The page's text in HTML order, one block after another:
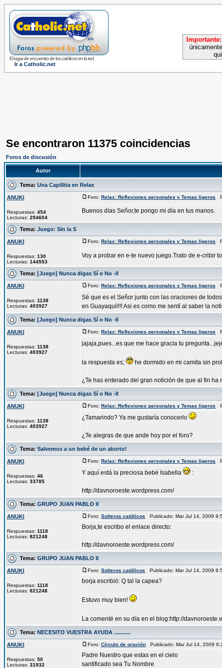
El lugar de encuentro de los católicos en la red
Ir a Catholic.net
Importante:
Se encontraron 11375 coincidencias
Foros de discusión
Autor
Tema: Una Capillita en Relax
ANUKI
Respuestas: 454
Lecturas: 294604
Foro: Relax: Reflexiones personales y Temas ligeros
Buenos días Señor,te pongo mi día en tus manos.
Tema: Juego: Sin la S
ANUKI
Respuestas: 130
Lecturas: 144553
Foro: Relax: Reflexiones personales y Temas ligeros
Voy a probar en e-te nuevo juego.Trato de e-cribir
Tema: [Juego] Nunca digas Sí o No -II
ANUKI
Respuestas: 1138
Lecturas: 403927
Foro: Relax: Reflexiones personales y Temas ligeros
Sé que es el Señor junto con las oraciones de
en Guayaquil!!! Asi es como me sentí al saber la
Tema: [Juego] Nunca digas Sí o No -II
ANUKI
Respuestas: 1138
Lecturas: 403927
Foro: Relax: Reflexiones personales y Temas ligeros
jajaja,pues...es que me hace gracia tu
la respuesta es; he dormido en mi camita sin
¿Te has enterado del gran notición de que al fin ha
Tema: [Juego] Nunca digas Sí o No -II
ANUKI
Respuestas: 1138
Lecturas: 403927
Foro: Relax: Reflexiones personales y Temas ligeros
¿Tamarindo? Ya me gustaría conocerlo
¿Te alegras de que ande hoy por el foro?
Tema: Salvemos a un bebé de un aborto!
ANUKI
Respuestas: 46
Lecturas: 33785
Foro: Relax: Reflexiones personales y Temas ligeros
Y aquí está la preciosa bebé Isabella :
http://davnoroeste.wordpress.com/
Tema: GRUPO JUAN PABLO II
ANUKI
Respuestas: 1118
Lecturas: 821248
Foro: Solteros católicos Publicado: Mar Jul 14, 2009
Borja,te escribo el enlace directo:
http://davnoroeste.wordpress.com/
Tema: GRUPO JUAN PABLO II
ANUKI
Respuestas: 1118
Lecturas: 821248
Foro: Solteros católicos Publicado: Mar Jul 14, 2009
borja escribió: Q tal la capea?
Estuvo muy bien!
La comenté en su día en el blog:http://
Tema: NECESITO VUESTRA AYUDA ...........
ANUKI
Respuestas: 50
Lecturas: 31932
Foro: Círculo de oración Publicado: Mar Jul 14, 2009
Padre Nuestro que estas en el cielo
santificado sea Tu Nombre